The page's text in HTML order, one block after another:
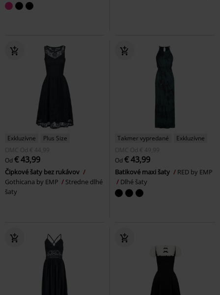
Exkluzívne
Plus Size
OMC Od € 44,99
Od € 43,99
Čipkové šaty bez rukávov
Gothicana by EMP
Stredne dlhé
šaty
Takmer vypredané
Exkluzívne
OMC Od € 49,99
Od € 43,99
Batikové maxi šaty
RED by EMP
Dlhé šaty